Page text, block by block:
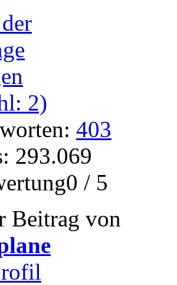
403
293.069
/ 5
Beitrag von